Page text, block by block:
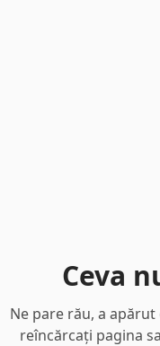
Ceva
Ne pare rău, a
reîncărcați pagina